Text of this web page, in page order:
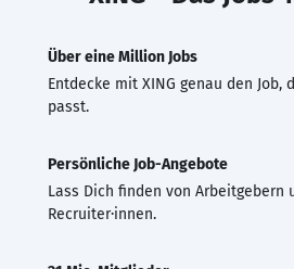
Über eine Million Jobs
Entdecke mit XING genau den Job,
passt.
Persönliche Job-Angebote
Lass Dich finden von Arbeitgebern
Recruiter·innen.